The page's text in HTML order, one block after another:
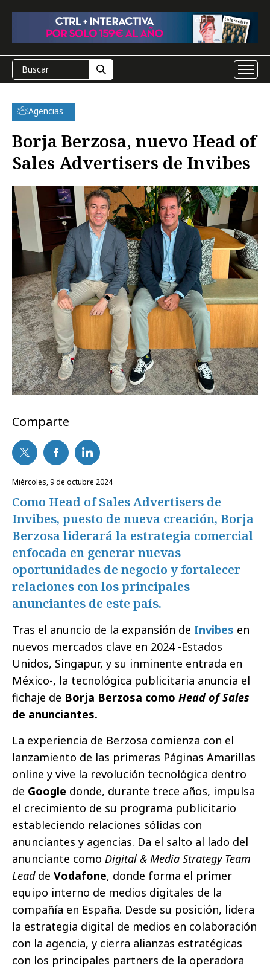
Agencias
Borja Berzosa, nuevo Head of
Sales Advertisers de Invibes
Comparte
miércoles, 9 de octubre 2024
Como Head of Sales Advertisers de
Invibes, puesto de nueva creación, Borja
Berzosa liderará la estrategia comercial
enfocada en generar nuevas
oportunidades de negocio y fortalecer
relaciones con los principales
anunciantes de este país.
Tras el anuncio de la expansión de Invibes en
nuevos mercados clave en 2024 -Estados
Unidos, Singapur, y su inminente entrada en
México-, la tecnológica publicitaria anuncia el
fichaje de Borja Berzosa como Head of Sales
de anunciantes.
La experiencia de Berzosa comienza con el
lanzamiento de las primeras Páginas Amarillas
online y vive la revolución tecnológica dentro
de Google donde, durante trece años, impulsa
el crecimiento de su programa publicitario
estableciendo relaciones sólidas con
anunciantes y agencias. Da el salto al lado del
anunciante como Digital & Media Strategy Team
Leadde Vodafone, donde forma el primer
equipo interno de medios digitales de la
compañía en España. Desde su posición, lidera
la estrategia digital de medios en colaboración
con la agencia, y cierra alianzas estratégicas
con los principales partners de la operadora